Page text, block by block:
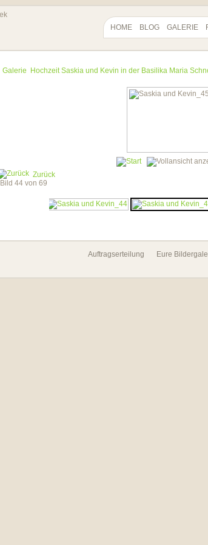
HOME BLOG GALERIE
Galerie Hochzeit Saskia und Kevin in der Basilika Maria
Zurück
Bild 44 von 69
Auftragserteilung Eure